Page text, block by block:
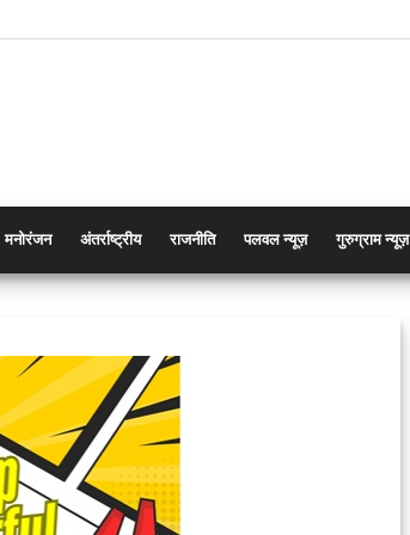
मनोरंजन अंतर्राष्ट्रीय राजनीति पलवल न्यूज़ गुरुग्राम न्यूज़